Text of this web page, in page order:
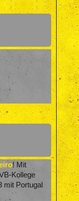
! Mit
Kollege
mit Portugal